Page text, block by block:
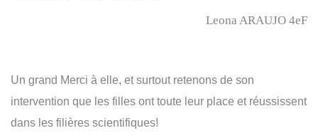
Leona ARAUJO 4eF
Un grand Merci à elle, et surtout retenons de son
intervention que les filles ont toute leur place et réussissent
dans les filières scientifiques!